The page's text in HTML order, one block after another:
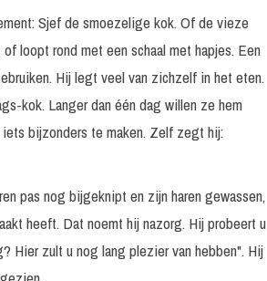
Sjef de smoezelige kok. Of de vieze
loopt rond met een schaal met hapjes. Een
Hij legt veel van zichzelf in het eten.
kok. Langer dan één dag willen ze hem
bijzonders te maken. Zelf zegt hij:
pas nog bijgeknipt en zijn haren gewassen,
heeft. Dat noemt hij nazorg. Hij probeert u
Hier zult u nog lang plezier van hebben". Hij